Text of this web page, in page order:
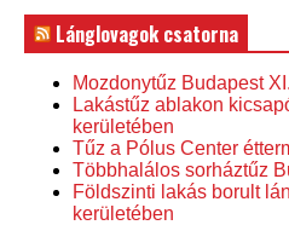
Lánglovagok csatorna
Mozdonytűz Budapest
Lakástűz ablakon
kerületében
Tűz a Pólus Center
Többhalálos sorháztűz
Földszinti lakás borult
kerületében